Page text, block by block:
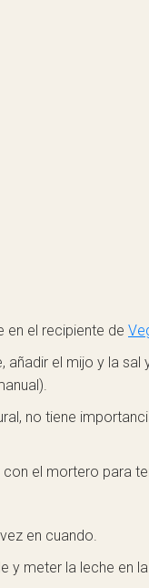
en el recipiente de
el mijo y la
no tiene
el mortero para
en cuando.
y meter la leche en